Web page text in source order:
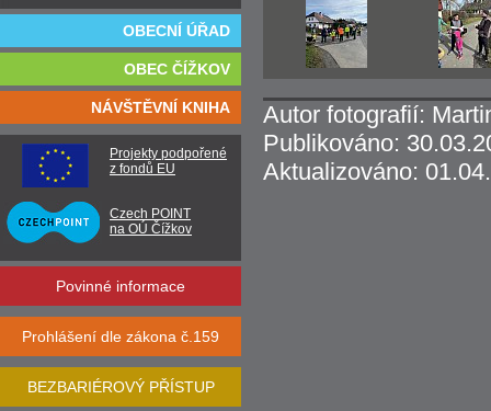
Autor fotografií:
Publikováno:
Aktualizováno:
OBECNÍ ÚŘAD
OBEC ČÍŽKOV
NÁVŠTĚVNÍ KNIHA
Projekty podpořené
z fondů EU
Czech POINT
na OÚ Čížkov
Povinné informace
Prohlášení dle zákona č.159
BEZBARIÉROVÝ PŘÍSTUP